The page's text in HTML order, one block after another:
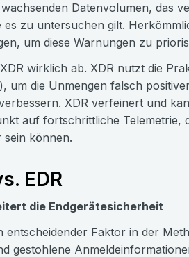
Datenvolumen, das
es zu untersuchen gilt.
um diese Warnungen zu
wirklich ab. XDR nutzt die
um die Unmengen falsch
XDR verfeinert und
auf fortschrittliche Telemetrie,
sein können.
EDR
die Endgerätesicherheit
entscheidender Faktor in der
gestohlene